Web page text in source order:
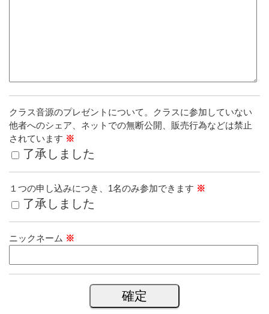
クラス音源のプレゼントについて。クラスに参加していない
他者へのシェア、ネットでの無断公開、販売行為などは禁止
されています ※
了承しました
１つの申し込みにつき、1名のみ参加できます ※
了承しました
ニックネーム ※